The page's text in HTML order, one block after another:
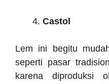
Castol
Lem ini begitu
seperti pasar
karena diproduksi